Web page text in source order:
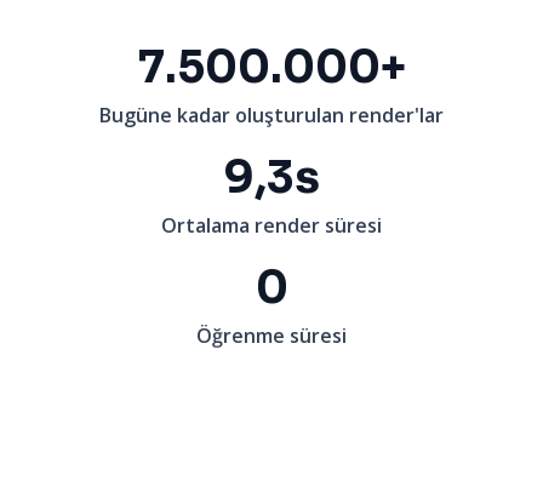
7.500.000+
Bugüne kadar oluşturulan render'lar
9,3s
Ortalama render süresi
0
Öğrenme süresi